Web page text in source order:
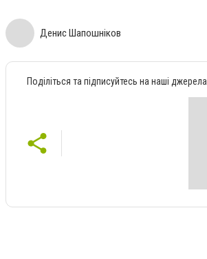
Денис Шапошніков
Поділіться та підписуйтесь на наші джерела